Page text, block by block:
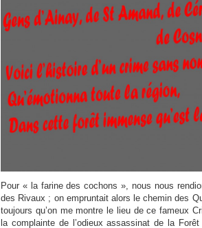
Pour « la farine des cochons », nous nous
des Rivaux ; on empruntait alors le chemin des
toujours qu’on me montre le lieu de ce fameux
la complainte de l’odieux assassinat de la